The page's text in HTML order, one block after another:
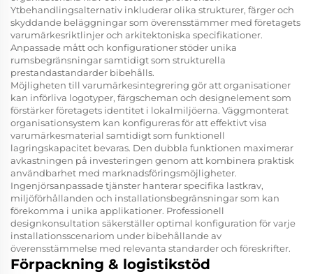
Ytbehandlingsalternativ inkluderar olika strukturer, färger och
skyddande beläggningar som överensstämmer med företagets
varumärkesriktlinjer och arkitektoniska specifikationer.
Anpassade mått och konfigurationer stöder unika
rumsbegränsningar samtidigt som strukturella
prestandastandarder bibehålls.
Möjligheten till varumärkesintegrering gör att organisationer
kan införliva logotyper, färgscheman och designelement som
förstärker företagets identitet i lokalmiljöerna. Väggmonterat
organisationsystem kan konfigureras för att effektivt visa
varumärkesmaterial samtidigt som funktionell
lagringskapacitet bevaras. Den dubbla funktionen maximerar
avkastningen på investeringen genom att kombinera praktisk
användbarhet med marknadsföringsmöjligheter.
Ingenjörsanpassade tjänster hanterar specifika lastkrav,
miljöförhållanden och installationsbegränsningar som kan
förekomma i unika applikationer. Professionell
designkonsultation säkerställer optimal konfiguration för varje
installationsscenariom under bibehållande av
överensstämmelse med relevanta standarder och föreskrifter.
Förpackning & logistikstöd